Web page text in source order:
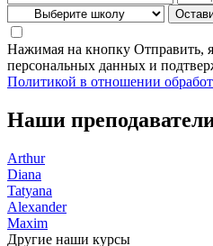
Нажимая на кнопку Отправить,
персональных данных и
Политикой в отношении
Наши
Arthur
Diana
Tatyana
Alexander
Maxim
Другие наши курсы